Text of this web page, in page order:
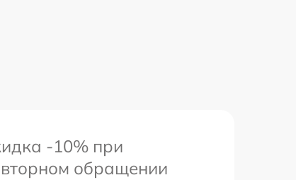
-10% при
обращении